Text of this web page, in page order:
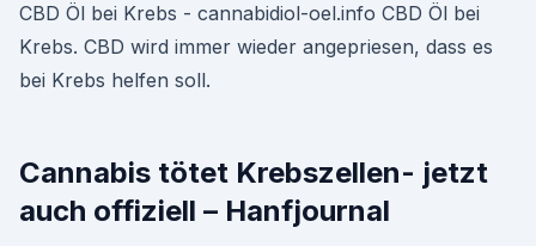
CBD Öl bei Krebs - cannabidiol-oel.info CBD Öl bei
Krebs. CBD wird immer wieder angepriesen, dass es
bei Krebs helfen soll.
Cannabis tötet Krebszellen- jetzt
auch offiziell – Hanfjournal